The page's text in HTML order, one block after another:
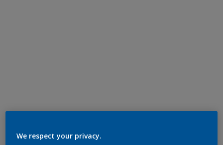
We respect your privacy.